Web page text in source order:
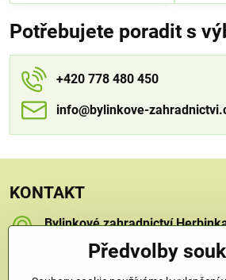
Potřebujete poradit s
+420 778 480 450
info​​@bylinkove-
KONTAKT
Bylinkové zahradnictví
Petra Závorcová
Na Křečku 346Předvolby